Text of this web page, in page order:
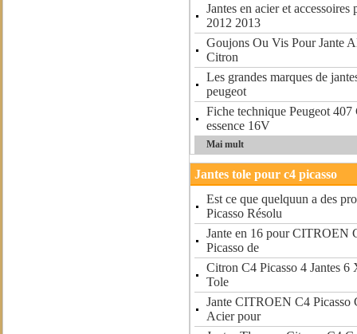
Jantes en acier et
2012 2013
Goujons Ou Vis Pour Jante
Citron
Les grandes marques de
peugeot
Fiche technique Peugeot
essence 16V
Mai mult
Jantes tole pour c4 picasso
Est ce que quelquun a des
Picasso Résolu
Jante en 16 pour CITROEN
Picasso de
Citron C4 Picasso 4 Jantes
Tole
Jante CITROEN C4 Picasso
Acier pour